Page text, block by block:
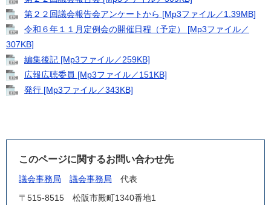
第２２回議会報告会アンケートから [Mp3ファイル／1.39MB]
令和６年１１月定例会の開催日程（予定） [Mp3ファイル／
307KB]
編集後記 [Mp3ファイル／259KB]
広報広聴委員 [Mp3ファイル／151KB]
発行 [Mp3ファイル／343KB]
このページに関するお問い合わせ先
議会事務局 議会事務局
代表
〒515-8515
松阪市殿町1340番地1